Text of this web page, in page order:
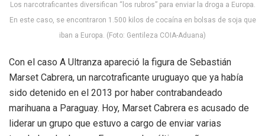
Los narcotraficantes diversifican “los rubros” para enviar la droga a Europa.
En este caso, se encontraron 1.500 kilos de cocaína en bolsas de soja que
iban a Europa. (Foto: Gentileza COIA-Aduana)
Con el caso A Ultranza apareció la figura de Sebastián
Marset Cabrera, un narcotraficante uruguayo que ya había
sido detenido en el 2013 por haber contrabandeado
marihuana a Paraguay. Hoy, Marset Cabrera es acusado de
liderar un grupo que estuvo a cargo de enviar varias